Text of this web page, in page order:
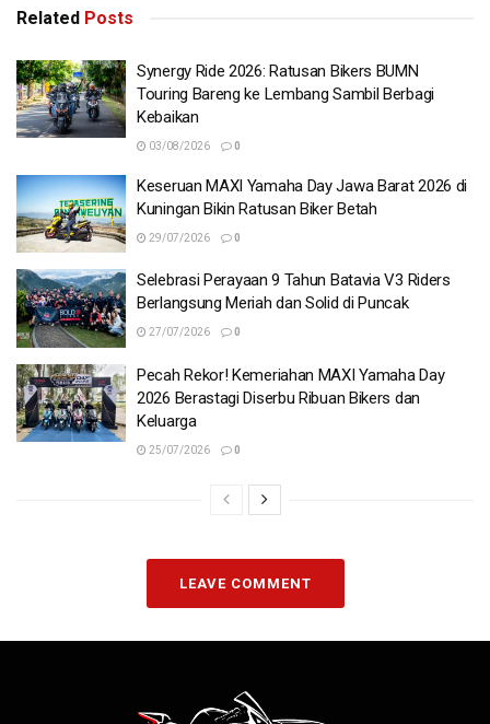
Related Posts
Synergy Ride 2026: Ratusan Bikers BUMN
Touring Bareng ke Lembang Sambil Berbagi
Kebaikan
03/08/2026 0
Keseruan MAXI Yamaha Day Jawa Barat 2026 di
Kuningan Bikin Ratusan Biker Betah
29/07/2026 0
Selebrasi Perayaan 9 Tahun Batavia V3 Riders
Berlangsung Meriah dan Solid di Puncak
27/07/2026 0
Pecah Rekor! Kemeriahan MAXI Yamaha Day
2026 Berastagi Diserbu Ribuan Bikers dan
Keluarga
25/07/2026 0
LEAVE COMMENT